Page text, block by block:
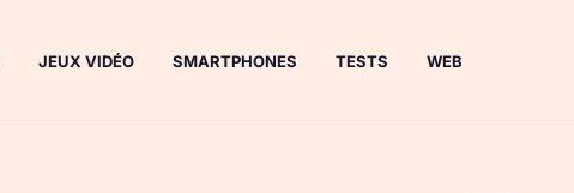
JEUX VIDÉO SMARTPHONES TESTS WEB